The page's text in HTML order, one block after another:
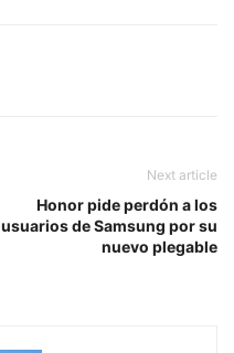
Next article
Honor pide perdón a los
usuarios de Samsung por su
nuevo plegable